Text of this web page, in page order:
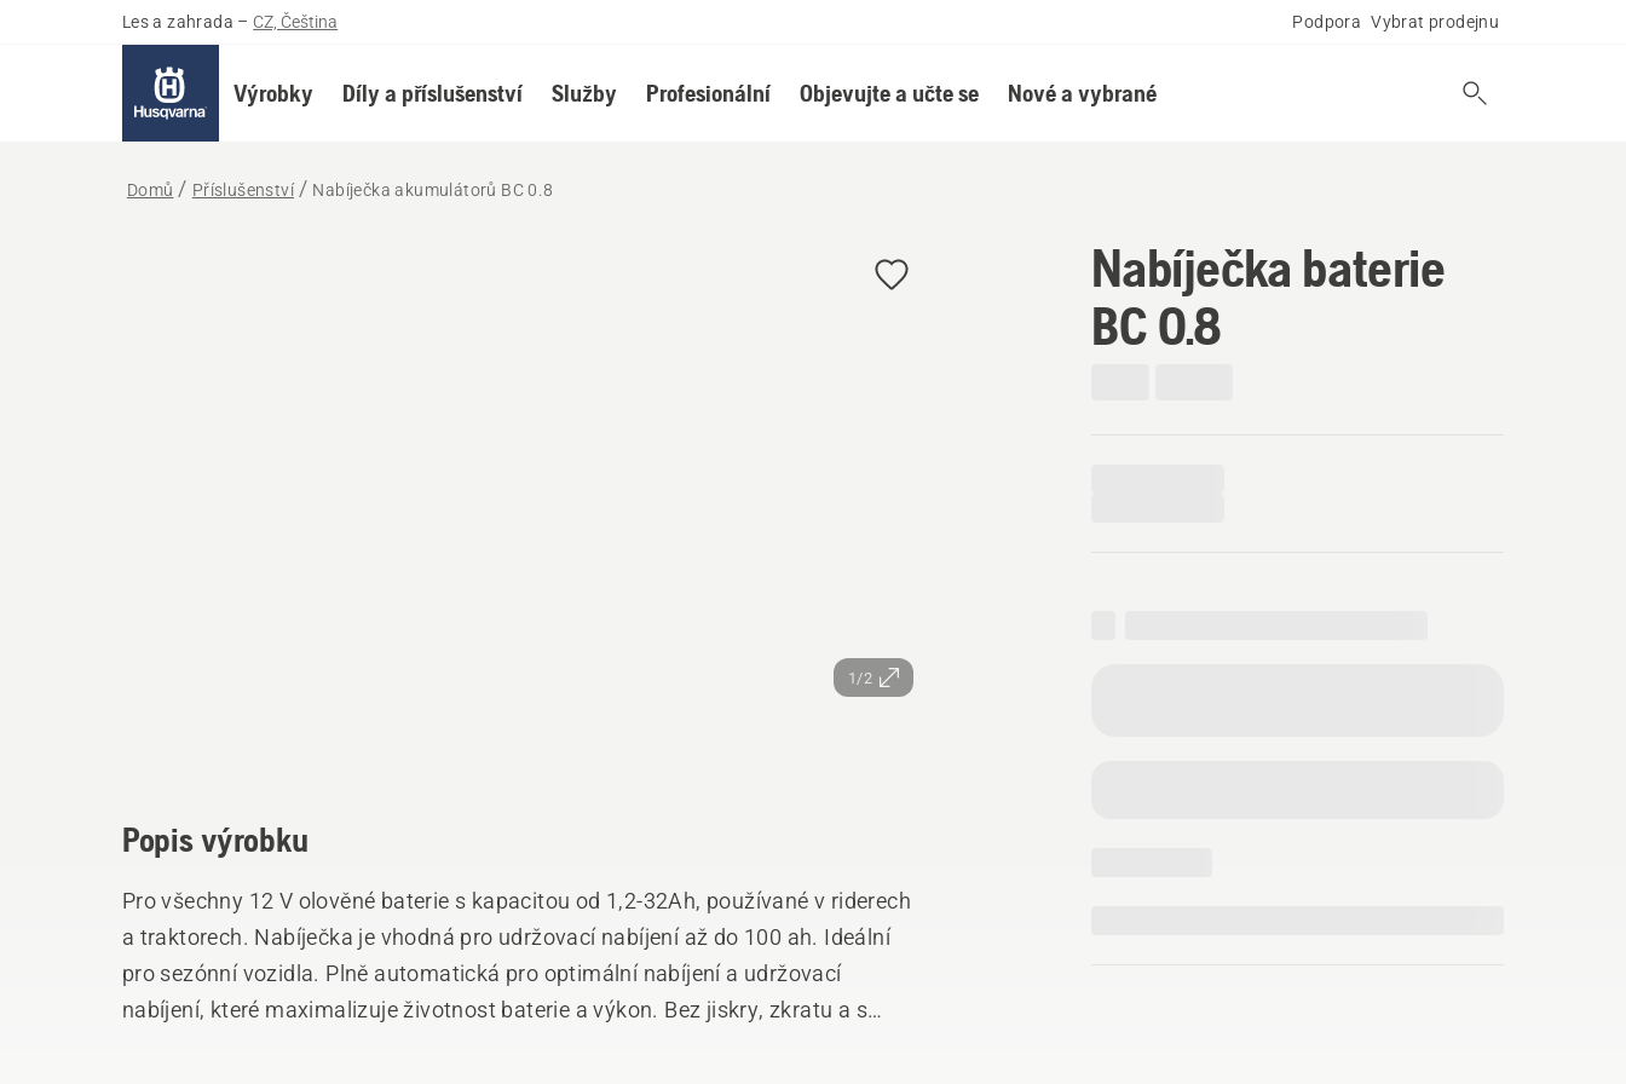
Les a zahrada – CZ, Čeština Podpora Vybrat prodejnu
Výrobky Díly a příslušenství Služby Profesionální Objevujte a učte se Nové a vybrané
Domů Příslušenství Nabíječka akumulátorů BC 0.8
1/2
Nabíječka baterie
BC 0.8
Popis výrobku
Pro všechny 12 V olověné baterie s kapacitou od 1,2-32Ah, používané v riderech
a traktorech. Nabíječka je vhodná pro udržovací nabíjení až do 100 ah. Ideální
pro sezónní vozidla. Plně automatická pro optimální nabíjení a udržovací
nabíjení, které maximalizuje životnost baterie a výkon. Bez jiskry, zkratu a s